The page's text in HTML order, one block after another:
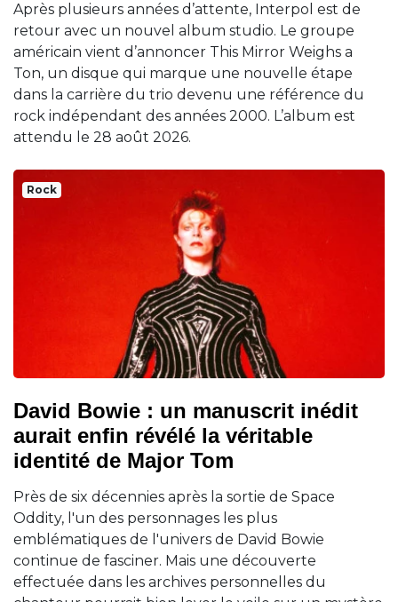
Après plusieurs années d’attente, Interpol est de
retour avec un nouvel album studio. Le groupe
américain vient d’annoncer This Mirror Weighs a
Ton, un disque qui marque une nouvelle étape
dans la carrière du trio devenu une référence du
rock indépendant des années 2000. L’album est
attendu le 28 août 2026.
Rock
David Bowie : un manuscrit inédit
aurait enfin révélé la véritable
identité de Major Tom
Près de six décennies après la sortie de Space
Oddity, l'un des personnages les plus
emblématiques de l'univers de David Bowie
continue de fasciner. Mais une découverte
effectuée dans les archives personnelles du